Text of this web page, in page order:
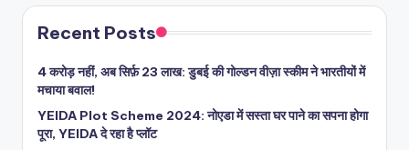
Recent Posts
4 करोड़ नहीं, अब सिर्फ़ 23 लाख: डुबई की गोल्डन वीज़ा स्कीम ने भारतीयों में
मचाया बवाल!
YEIDA Plot Scheme 2024: नोएडा में सस्ता घर पाने का सपना होगा
पूरा, YEIDA दे रहा है प्लॉट